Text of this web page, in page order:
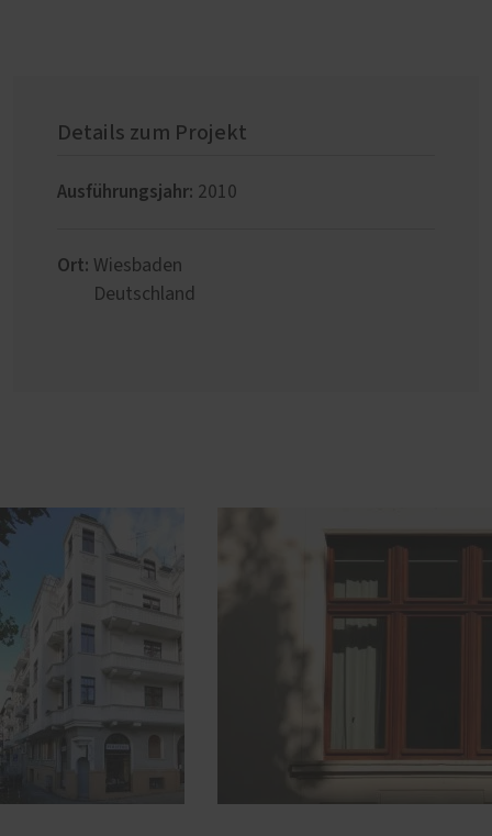
Details zum Projekt
Ausführungsjahr: 2010
Ort: Wiesbaden
Deutschland